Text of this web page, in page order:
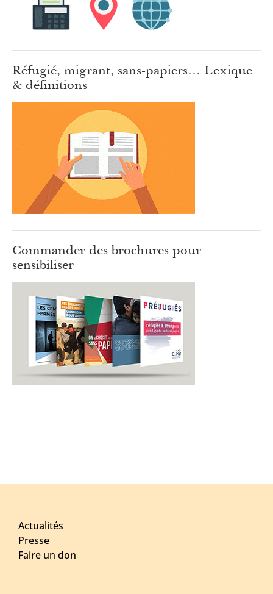
Réfugié, migrant, sans-papiers… Lexique
& définitions
Commander des brochures pour
sensibiliser
Actualités
Presse
Faire un don